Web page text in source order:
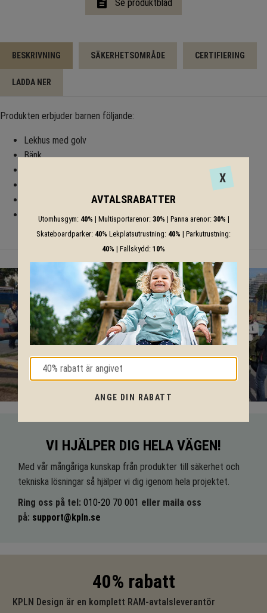
Se produktblad
BESKRIVNING SÄKERHETSOMRÅDE CERTIFIERING
LADDA NER
Produkten erbjuder barnen följande:
Lekhus med golv
Bänk
Sandlyft med plattform
VI HJÄLPER DIG HELA VÄGEN!
Med vår mångåriga kunskap från produkter till säkerhet och
tekniska lösningar så hjälper vi dig igenom hela projektet.
Ring oss på tel: 010-20 70 001 eller maila oss
på: support@kpln.se
40% rabatt
KPLN Design är en komplett RAM-avtalsleverantör
X
AVTALSRABATTER
Utomhusgym: 40% | Multisportarenor: 30% | Panna arenor: 30% |
Skateboardparker: 40% Lekplatsutrustning: 40% | Parkutrustning:
40% | Fallskydd: 10%
ANGE DIN RABATT